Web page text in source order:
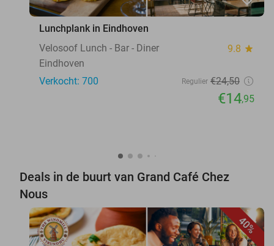
Lunchplank in Eindhoven
Velosoof Lunch - Bar - Diner
9.8 star
Eindhoven
Verkocht: 700
Regulier €24,50
€14,95
Deals in de buurt van Grand Café Chez
Nous
40%